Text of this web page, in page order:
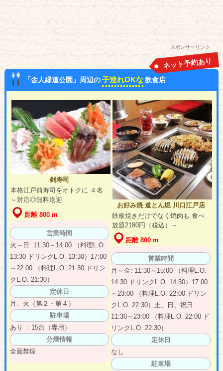
スポンサーリンク
「舎人緑道公園」周辺の子連れOKな 飲食店
ネット予約あり
剣寿司
本格江戸前寿司をオトクに ４名
～対応◎無料送迎
距離 800 m
営業時間
火～日: 11:30～14:00 （料理L.O.
13:30 ドリンクL.O. 13:30）17:00
～22:00 （料理L.O. 21:30 ドリン
クL.O. 21:30）
定休日
月、火（第２・第４）
駐車場
あり ：15台（専用）
分煙情報
全面禁煙
お好み焼 道とん堀 川口江戸店
鉄板焼きだけでなく焼肉も 食べ
放題2180円（税込）～
距離 800 m
営業時間
月～金: 11:30～15:00 （料理L.O.
14:30 ドリンクL.O. 14:30）17:00
～23:00 （料理L.O. 22:00 ドリン
クL.O. 22:30）土、日、祝日:
11:30～23:00 （料理L.O. 22:00 ド
リンクL.O. 22:30）
定休日
なし
駐車場